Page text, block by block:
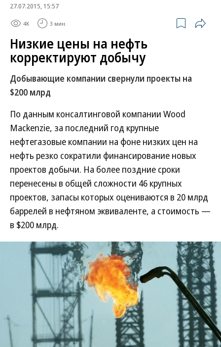
27.07.2015, 15:57
4K 3 мин.
Низкие цены на нефть
корректируют добычу
Добывающие компании свернули проекты на
$200 млрд
По данным консалтинговой компании Wood
Mackenzie, за последний год крупные
нефтегазовые компании на фоне низких цен на
нефть резко сократили финансирование новых
проектов добычи. На более поздние сроки
перенесены в общей сложности 46 крупных
проектов, запасы которых оцениваются в 20 млрд
баррелей в нефтяном эквиваленте, а стоимость —
в $200 млрд.